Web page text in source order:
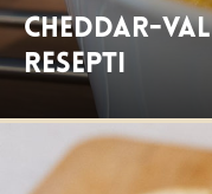
Cheddar-
resepti